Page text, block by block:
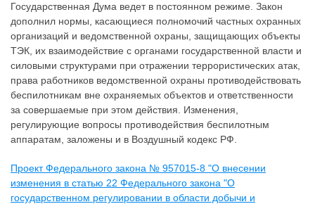
Государственная Дума ведет в постоянном режиме. Закон
дополнил нормы, касающиеся полномочий частных охранных
организаций и ведомственной охраны, защищающих объекты
ТЭК, их взаимодействие с органами государственной власти и
силовыми структурами при отражении террористических атак,
права работников ведомственной охраны противодействовать
беспилотникам вне охраняемых объектов и ответственности
за совершаемые при этом действия. Изменения,
регулирующие вопросы противодействия беспилотным
аппаратам, заложены и в Воздушный кодекс РФ.
Проект Федерального закона № 957015-8 "О внесении
изменения в статью 22 Федерального закона "О
государственном регулировании в области добычи и